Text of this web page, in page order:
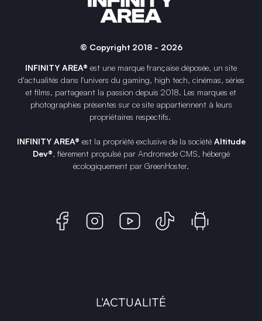
© Copyright 2018 - 2026
INFINITY AREA® est une marque française déposée, un site
d'actualités dans l'univers du gaming, high tech, cinémas, séries
et films, partageant la passion depuis 2018. Les marques et
photographies présentes sur ce site appartiennent à leurs
propriétaires respectifs.
INFINITY AREA® est la propriété exclusive de la société Altitude
Dev®, fièrement propulsé par Andromede CMS, hébergé
écologiquement par GreenHoster.
L'ACTUALITÉ